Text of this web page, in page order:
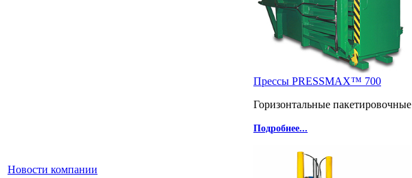
Новости компании
Прессы PRESSMAX™ 700
Горизонтальные пакетировочные
Подробнее...